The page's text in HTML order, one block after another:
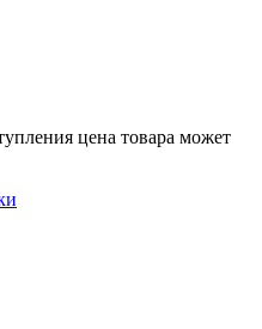
цена товара может